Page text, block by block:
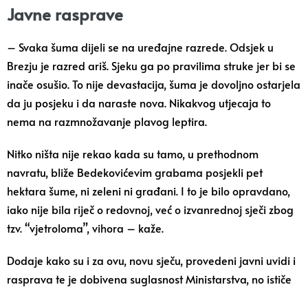
Javne rasprave
– Svaka šuma dijeli se na uređajne razrede. Odsjek u
Brezju je razred ariš. Sjeku ga po pravilima struke jer bi se
inače osušio. To nije devastacija, šuma je dovoljno ostarjela
da ju posjeku i da naraste nova. Nikakvog utjecaja to
nema na razmnožavanje plavog leptira.
Nitko ništa nije rekao kada su tamo, u prethodnom
navratu, bliže Bedekovićevim grabama posjekli pet
hektara šume, ni zeleni ni građani. I to je bilo opravdano,
iako nije bila riječ o redovnoj, već o izvanrednoj sječi zbog
tzv. “vjetroloma”, vihora – kaže.
Dodaje kako su i za ovu, novu sječu, provedeni javni uvidi i
rasprava te je dobivena suglasnost Ministarstva, no ističe